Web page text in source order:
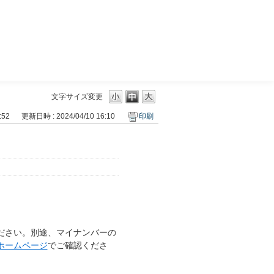
文字サイズ変更
更新日時 : 2024/04/10 16:10 印刷
さい。別途、マイナンバーの
ームページでご確認くださ